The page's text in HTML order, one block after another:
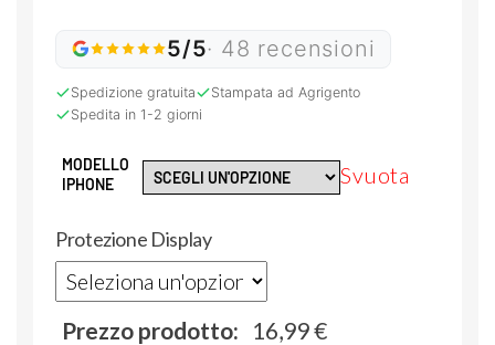
5/5· 48 recensioni
Spedizione gratuita
Stampata ad Agrigento
Spedita in 1-2 giorni
MODELLO
IPHONE
Svuota
Protezione Display
Prezzo prodotto: 16,99€